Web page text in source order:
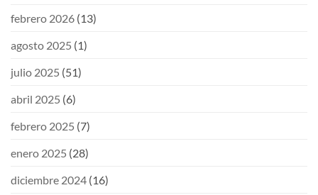
febrero 2026 (13)
agosto 2025 (1)
julio 2025 (51)
abril 2025 (6)
febrero 2025 (7)
enero 2025 (28)
diciembre 2024 (16)